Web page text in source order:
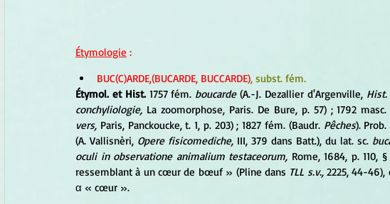
Étymologie :
BUC(C)ARDE,(BUCARDE, BUCCARDE), subst. fém.
Étymol. et Hist. 1757 fém. boucarde (A.-J. Dezallier d'Argenville,
conchyliologie, La zoomorphose, Paris. De Bure, p. 57) ; 1792 masc.
vers, Paris, Panckoucke, t. 1, p. 203) ; 1827 fém. (Baudr. Pêches).
(A. Vallisnèri, Opere fisicomediche, III, 379 dans Batt.), du lat. sc.
oculi in observatione animalium testaceorum, Rome, 1684, p. 110,
ressemblant à un cœur de bœuf » (Pline dans TLL s.v., 2225, 44-
α « cœur ».